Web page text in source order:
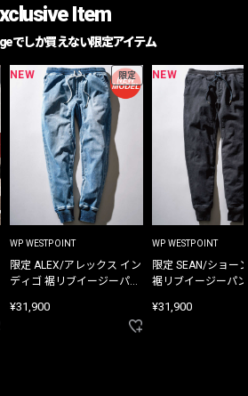
Item
でしか買えない限定アイテム
NEW 限定
WP WESTPOINT
限定 ALEX/アレックス イン
ディゴ 裾リブイージーパン
¥31,900
NEW
WP WESTPOINT
限定 SEAN/ショー
裾リブイージーパ
¥31,900